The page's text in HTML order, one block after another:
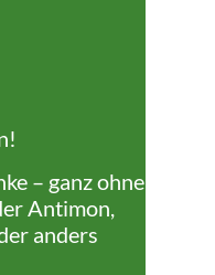
– ganz ohne
Antimon,
anders